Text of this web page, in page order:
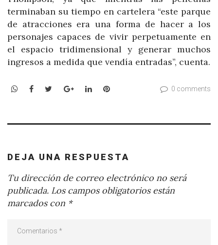
terminaban su tiempo en cartelera “este parque
de atracciones era una forma de hacer a los
personajes capaces de vivir perpetuamente en
el espacio tridimensional y generar muchos
ingresos a medida que vendía entradas”, cuenta.
WhatsApp
Facebook
TwitterGoogle+LinkedInPinterest 0 comments
DEJA UNA RESPUESTA
Tu dirección de correo electrónico no será
publicada. Los campos obligatorios están
marcados con *